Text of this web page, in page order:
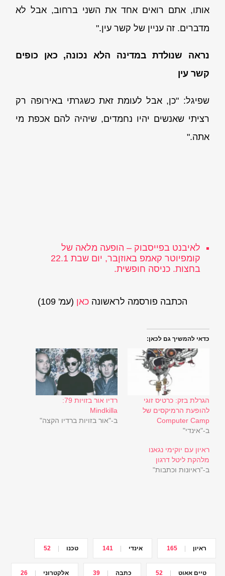
אותו, אתם רואים אחד את השני ברחוב, אבל לא
מדברים. זה עניין של קשר עין."
נראה שנולדת במדינה הלא נכונה, כאן כופים
קשר עין
שפיגל: "כן, אבל לעומת זאת כשגרתי באירופה רק
רציתי שאנשים יהיו נחמדים, שיהיה להם אכפת מי
אתה."
לאיבנט בפייסבוק – הופעה מלאה של
קומפיוטר קאמפ באוזןבר, יום שבת 22.1
בחצות. כניסה חופשית.
הכתבה פורסמה לראשונה כאן (עמ' 109)
כדאי להמשיך גם לכאן:
הגרלת בזק: כרטיס זוגי
להופעת הרמיקסים של
Computer Camp
ב-"אינדי"
רדיו אור בזויות 79:
Mindkilla
ב-"אור בזויות ברדיו הקצה"
ראיון עם יוקימי נגאנו
מלהקת ליטל דרגון
ב-"ראיונות וכתבות"
ראיון 165 אינדי 141 טכנו 52
טיים אאוט 52 כתבה 39 אלקטרוני 26